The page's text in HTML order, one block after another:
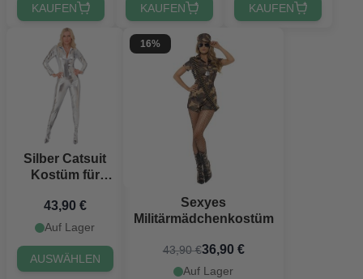
KAUFEN KAUFEN KAUFEN
Silber Catsuit
Kostüm für
43,90 €
Auf Lager
AUSWÄHLEN
16%
Sexyes
Militärmädchenkostüm
43,90 €36,90 €
Auf Lager